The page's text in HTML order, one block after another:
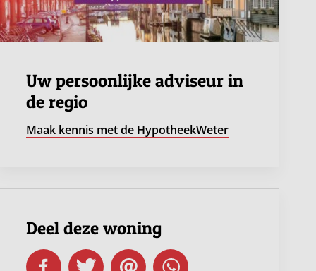
Uw persoonlijke adviseur in
de regio
Maak kennis met de HypotheekWeter
Deel deze woning